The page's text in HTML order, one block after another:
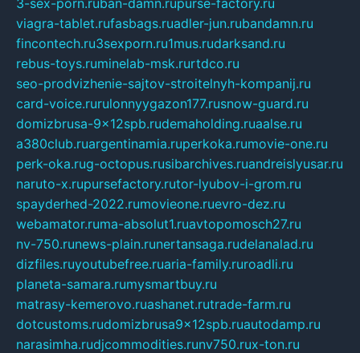
viagra-tablet.rufasbags.ruadler-jun.rubandamn.ru
fincontech.ru3sexporn.ru1mus.rudarksand.ru
rebus-toys.ruminelab-msk.rurtdco.ru
seo-prodvizhenie-sajtov-stroitelnyh-kompanij.ru
card-voice.rurulonnyygazon177.rusnow-guard.ru
domizbrusa-9x12spb.rudemaholding.ruaalse.ru
a380club.ruargentinamia.ruperkoka.rumovie-one.ru
perk-oka.rug-octopus.rusibarchives.ruandreislyusar.ru
naruto-x.rupursefactory.rutor-lyubov-i-grom.ru
spayderhed-2022.rumovieone.ruevro-dez.ru
webamator.ruma-absolut1.ruavtopomosch27.ru
nv-750.runews-plain.runertansaga.rudelanalad.ru
dizfiles.ruyoutubefree.ruaria-family.ruroadli.ru
planeta-samara.rumysmartbuy.ru
matrasy-kemerovo.ruashanet.rutrade-farm.ru
dotcustoms.rudomizbrusa9x12spb.ruautodamp.ru
narasimha.rudjcommodities.runv750.rux-ton.ru